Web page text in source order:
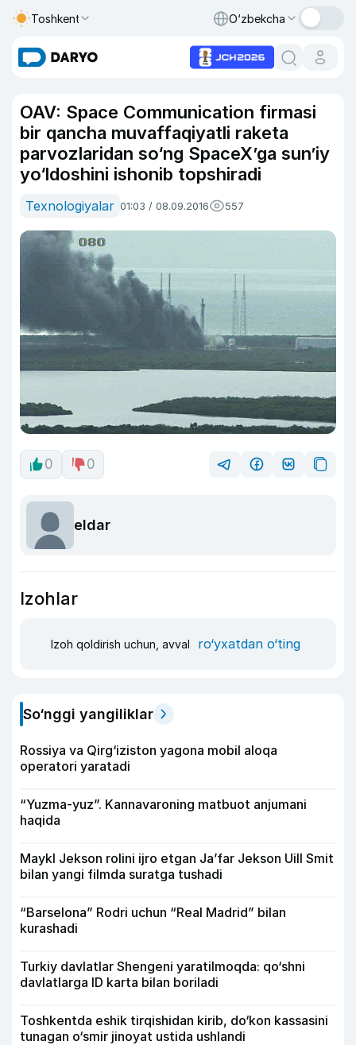
Toshkent O‘zbekcha
OAV: Space Communication firmasi
bir qancha muvaffaqiyatli raketa
parvozlaridan so‘ng SpaceX’ga sun’iy
yo‘ldoshini ishonib topshiradi
Texnologiyalar 01:03 / 08.09.2016 557
0 0
eldar
Izohlar
Izoh qoldirish uchun, avval ro‘yxatdan o‘ting
So‘nggi yangiliklar
Rossiya va Qirg‘iziston yagona mobil aloqa
operatori yaratadi
“Yuzma-yuz”. Kannavaroning matbuot anjumani
haqida
Maykl Jekson rolini ijro etgan Ja’far Jekson Uill Smit
bilan yangi filmda suratga tushadi
“Barselona” Rodri uchun “Real Madrid” bilan
kurashadi
Turkiy davlatlar Shengeni yaratilmoqda: qo‘shni
davlatlarga ID karta bilan boriladi
Toshkentda eshik tirqishidan kirib, do‘kon kassasini
tunagan o‘smir jinoyat ustida ushlandi